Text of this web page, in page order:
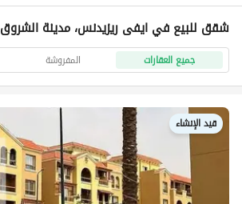
شقق للبيع في ايفى ريزيدنس، مدينة الشروق
جميع العقارات المفروشة
قيد الإنشاء